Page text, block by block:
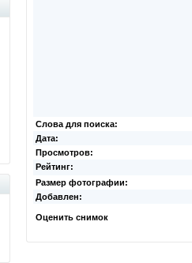
Слова для поиска:
Дата:
Просмотров:
Рейтинг:
Размер фотографии:
Добавлен:
Оценить снимок